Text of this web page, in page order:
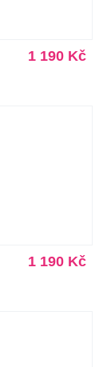
1 190 Kč
1 190 Kč